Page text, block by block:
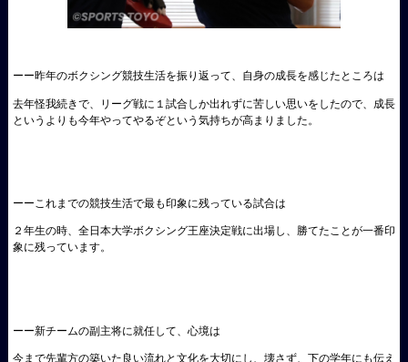
ーー昨年のボクシング競技生活を振り返って、自身の成長を感じたところは
去年怪我続きで、リーグ戦に１試合しか出れずに苦しい思いをしたので、成長
というよりも今年やってやるぞという気持ちが高まりました。
ーーこれまでの競技生活で最も印象に残っている試合は
２年生の時、全日本大学ボクシング王座決定戦に出場し、勝てたことが一番印
象に残っています。
ーー新チームの副主将に就任して、心境は
今まで先輩方の築いた良い流れと文化を大切にし、壊さず、下の学年にも伝え